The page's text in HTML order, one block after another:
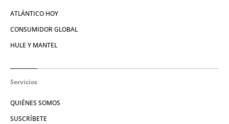
ATLÁNTICO HOY
CONSUMIDOR GLOBAL
HULE Y MANTEL
Servicios
QUIÉNES SOMOS
SUSCRÍBETE